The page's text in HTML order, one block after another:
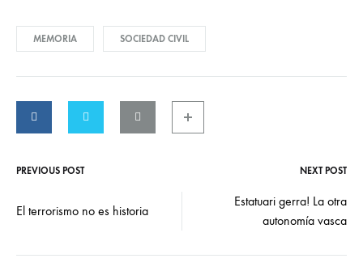
MEMORIA SOCIEDAD CIVIL
PREVIOUS POST NEXT POST
El terrorismo no es historia
Estatuari gerra! La otra
autonomía vasca